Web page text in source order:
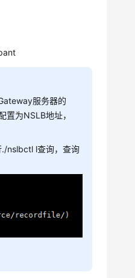
服务器的
为NSLB地址，
nslbctl l查询，查询